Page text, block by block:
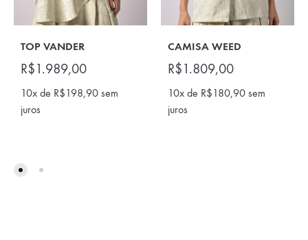
TOP VANDER
R$1.989,00
10x de R$198,90 sem
juros
CAMISA WEED
R$1.809,00
10x de R$180,90 sem
juros